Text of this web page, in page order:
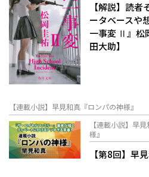
【解説】読
ータベースや
一事変 Ⅱ』松
田大助】
【連載小説】早見和真『ロンパの神様』
【連載小説】早
様』
【第8回】早